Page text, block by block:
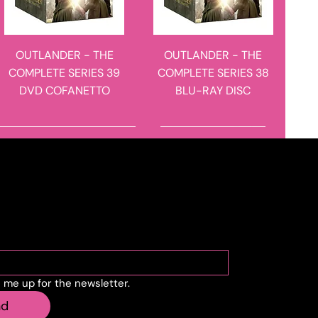
OUTLANDER - THE
COMPLETE SERIES 39
DVD COFANETTO
OUTLANDER - THE
COMPLETE SERIES 38
BLU-RAY DISC
novità in arrivo
LARS VON TRIER -
TRILOGIA EUROPEA 3
novità in arrivo
me up for the newsletter.